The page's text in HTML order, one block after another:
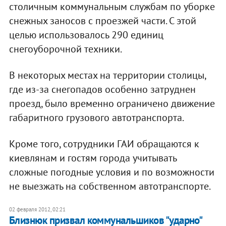
столичным коммунальным службам по уборке
снежных заносов с проезжей части. С этой
целью использовалось 290 единиц
снегоуборочной техники.
В некоторых местах на территории столицы,
где из-за снегопадов особенно затруднен
проезд, было временно ограничено движение
габаритного грузового автотранспорта.
Кроме того, сотрудники ГАИ обращаются к
киевлянам и гостям города учитывать
сложные погодные условия и по возможности
не выезжать на собственном автотранспорте.
02 февраля 2012, 02:21
Близнюк призвал коммунальшиков "ударно"